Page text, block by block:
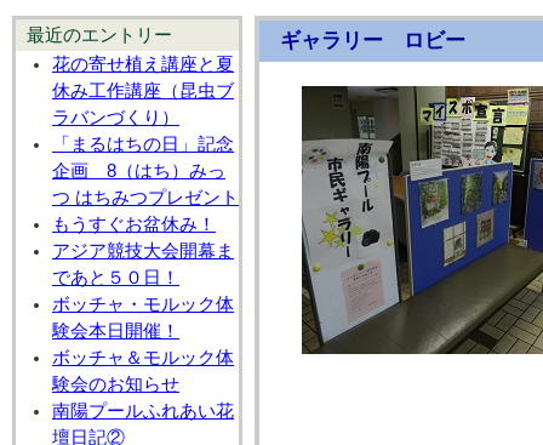
最近のエントリー
花の寄せ植え講座と夏
休み工作講座（昆虫ブ
ラバンづくり）
「まるはちの日」記念
企画 8（はち）みっ
つ はちみつプレゼント
もうすぐお盆休み！
アジア競技大会開幕ま
であと５０日！
ボッチャ・モルック体
験会本日開催！
ボッチャ＆モルック体
験会のお知らせ
南陽プールふれあい花
壇日記②
ギャラリー ロビー